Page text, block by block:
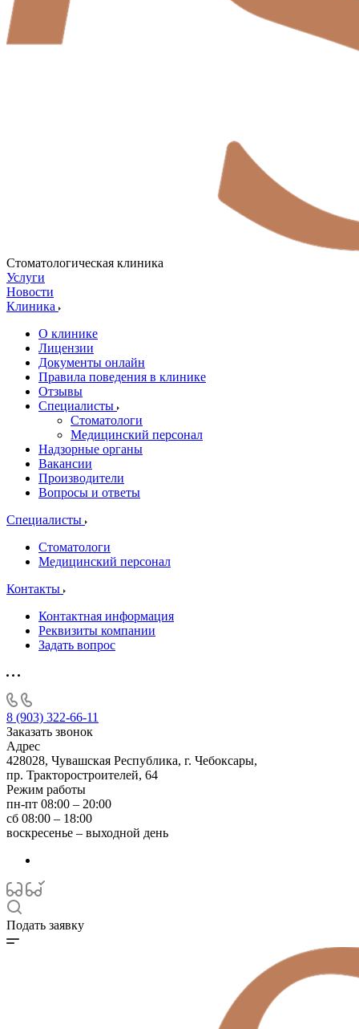
Стоматологическая клиника
Услуги
Новости
Клиника
О клинике
Лицензии
Документы онлайн
Правила поведения в клинике
Отзывы
Специалисты
Стоматологи
Медицинский персонал
Надзорные органы
Вакансии
Производители
Вопросы и ответы
Специалисты
Стоматологи
Медицинский персонал
Контакты
Контактная информация
Реквизиты компании
Задать вопрос
8 (903) 322-66-11
Заказать звонок
Адрес
428028, Чувашская Республика, г. Чебоксары,
пр. Тракторостроителей, 64
Режим работы
пн-пт 08:00 – 20:00
сб 08:00 – 18:00
воскресенье – выходной день
Подать заявку